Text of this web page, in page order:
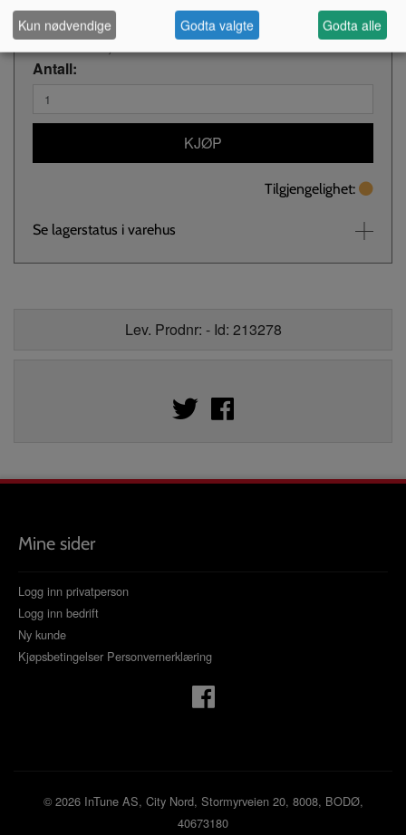
Kr 1 290,-
Antall:
KJØP
Tilgjengelighet:
Se lagerstatus i varehus
Lev. Prodnr: - Id: 213278
Mine sider
Logg inn privatperson
Logg inn bedrift
Ny kunde
Kjøpsbetingelser Personvernerklæring
© 2026 InTune AS, City Nord, Stormyrveien 20, 8008, BODØ,
40673180
Kun nødvendige Godta valgte Godta alle